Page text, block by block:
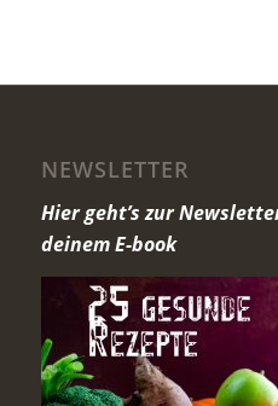
NEWSLETTER
Hier geht’s zur
deinem E-book